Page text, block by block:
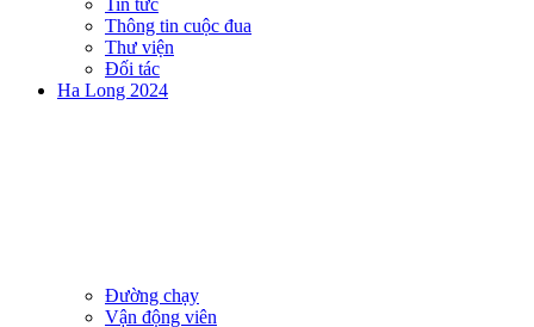
Thông tin cuộc đua
Thư viện
Đối tác
Ha Long 2024
Đường chạy
Vận động viên